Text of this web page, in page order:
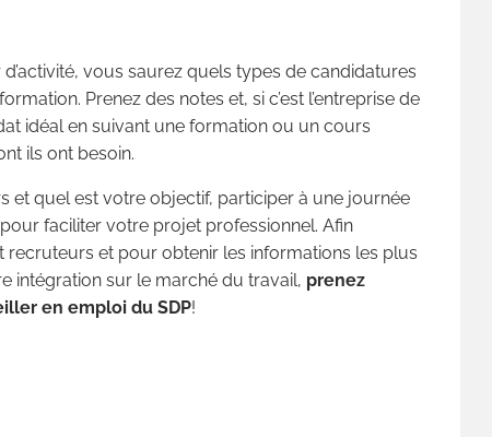
vous saurez quels types de candidatures
Prenez des notes et, si c’est l’entreprise de
idéal en suivant une formation ou un cours
ils ont besoin.
et quel est votre objectif, participer à une journée
faciliter votre projet professionnel. Afin
recruteurs et pour obtenir les informations les plus
intégration sur le marché du travail, prenez
en emploi du SDP!